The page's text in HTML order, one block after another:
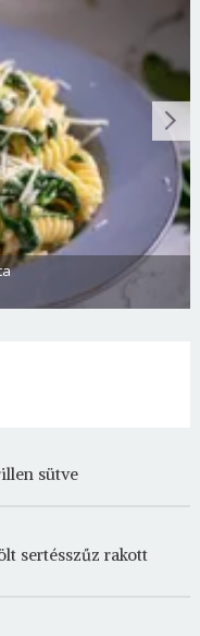
sütve
sertésszűz rakott